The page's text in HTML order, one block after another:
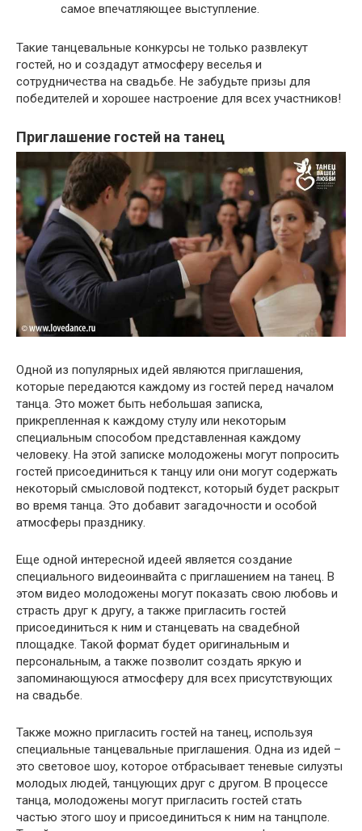
самое впечатляющее выступление.
Такие танцевальные конкурсы не только развлекут
гостей, но и создадут атмосферу веселья и
сотрудничества на свадьбе. Не забудьте призы для
победителей и хорошее настроение для всех участников!
Приглашение гостей на танец
Одной из популярных идей являются приглашения,
которые передаются каждому из гостей перед началом
танца. Это может быть небольшая записка,
прикрепленная к каждому стулу или некоторым
специальным способом представленная каждому
человеку. На этой записке молодожены могут попросить
гостей присоединиться к танцу или они могут содержать
некоторый смысловой подтекст, который будет раскрыт
во время танца. Это добавит загадочности и особой
атмосферы празднику.
Еще одной интересной идеей является создание
специального видеоинвайта с приглашением на танец. В
этом видео молодожены могут показать свою любовь и
страсть друг к другу, а также пригласить гостей
присоединиться к ним и станцевать на свадебной
площадке. Такой формат будет оригинальным и
персональным, а также позволит создать яркую и
запоминающуюся атмосферу для всех присутствующих
на свадьбе.
Также можно пригласить гостей на танец, используя
специальные танцевальные приглашения. Одна из идей –
это световое шоу, которое отбрасывает теневые силуэты
молодых людей, танцующих друг с другом. В процессе
танца, молодожены могут пригласить гостей стать
частью этого шоу и присоединиться к ним на танцполе.